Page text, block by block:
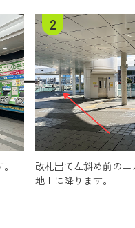
2
改札出て左斜め前の
地上に降ります。